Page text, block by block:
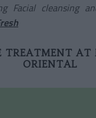
Facial cleansing
TREATMENT AT
ORIENTAL